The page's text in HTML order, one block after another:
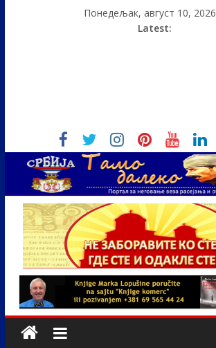
Понедељак, август 10, 2026
Latest: